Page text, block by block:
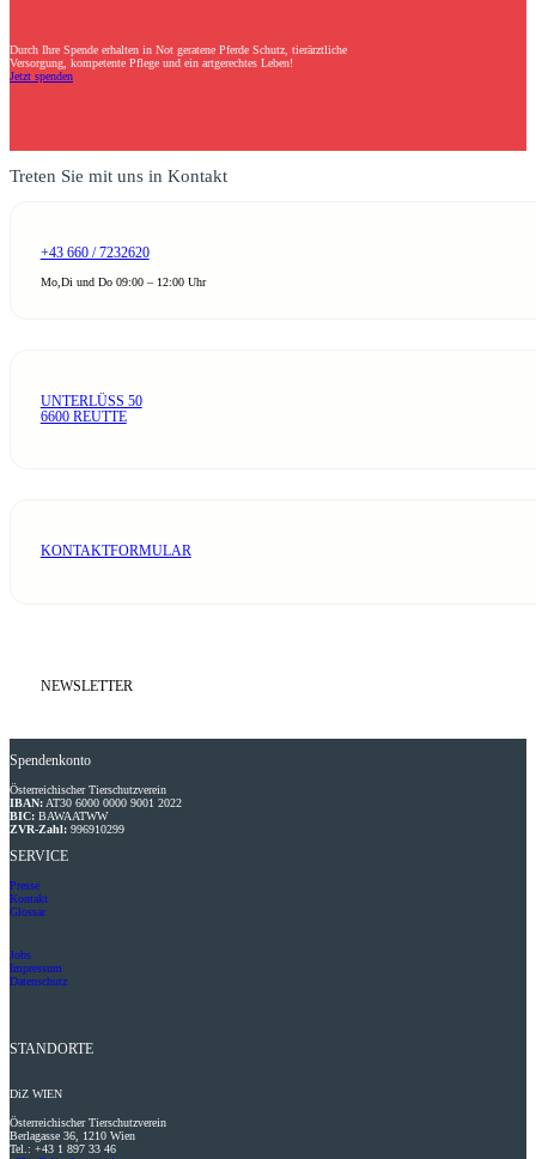
Durch Ihre Spende erhalten in Not geratene Pferde Schutz, tierärztliche
Versorgung, kompetente Pflege und ein artgerechtes Leben!
Jetzt spenden
Treten Sie mit uns in Kontakt
+43 660 / 7232620
Mo,Di und Do 09:00 – 12:00 Uhr
UNTERLÜSS 50
6600 REUTTE
KONTAKTFORMULAR
NEWSLETTER
Spendenkonto
Österreichischer Tierschutzverein
IBAN: AT30 6000 0000 9001 2022
BIC: BAWAATWW
ZVR-Zahl: 996910299
SERVICE
Presse
Kontakt
Glossar
Jobs
Impressum
Datenschutz
STANDORTE
DiZ WIEN
Österreichischer Tierschutzverein
Berlagasse 36, 1210 Wien
Tel.: +43 1 897 33 46